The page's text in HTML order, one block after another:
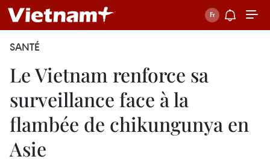
SANTÉ
Le Vietnam renforce sa
surveillance face à la
flambée de chikungunya en
Asie